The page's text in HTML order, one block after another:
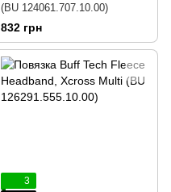
(BU 124061.707.10.00)
832 грн
3